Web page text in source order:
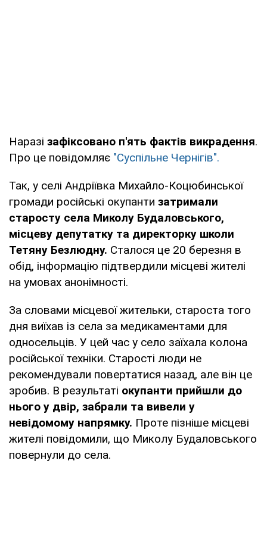
Наразі зафіксовано п'ять фактів викрадення.
Про це повідомляє "Суспільне Чернігів".
Так, у селі Андріївка Михайло-Коцюбинської
громади російські окупанти затримали
старосту села Миколу Будаловського,
місцеву депутатку та директорку школи
Тетяну Безлюдну. Сталося це 20 березня в
обід, інформацію підтвердили місцеві жителі
на умовах анонімності.
За словами місцевої жительки, староста того
дня виїхав із села за медикаментами для
односельців. У цей час у село заїхала колона
російської техніки. Старості люди не
рекомендували повертатися назад, але він це
зробив. В результаті окупанти прийшли до
нього у двір, забрали та вивели у
невідомому напрямку. Проте пізніше місцеві
жителі повідомили, що Миколу Будаловського
повернули до села.